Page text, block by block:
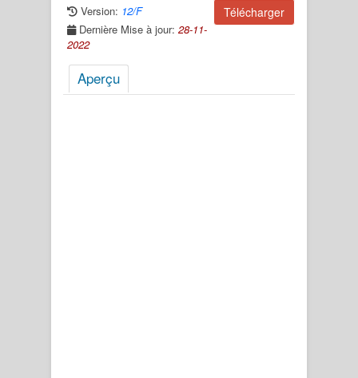
Télécharger
Version: 12/F
Dernière Mise à jour: 28-11-
2022
Aperçu